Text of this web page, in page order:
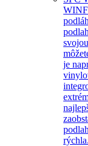
je
rýchla.